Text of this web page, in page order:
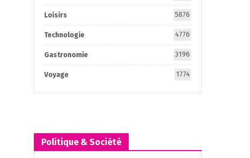
Loisirs 5876
Technologie 4776
Gastronomie 3196
Voyage 1774
Politique & Société